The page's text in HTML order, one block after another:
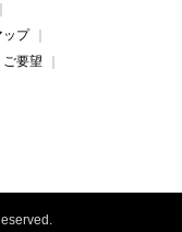
ップ
ご要望